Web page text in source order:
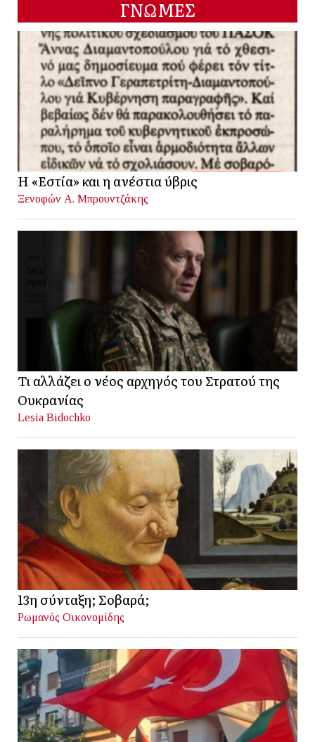
ΓΝΩΜΕΣ
Η «Εστία» και η ανέστια ύβρις
Ξενοφών Α. Μπρουντζάκης
Τι αλλάζει ο νέος αρχηγός του Στρατού της
Ουκρανίας
Lesia Bidochko
13η σύνταξη; Σοβαρά;
Ρωμανός Οικονομίδης